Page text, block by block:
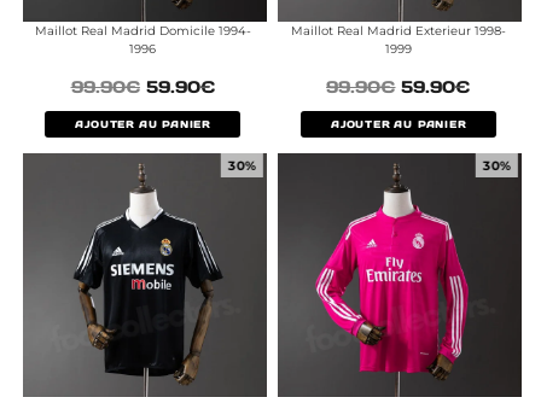
Maillot Real Madrid Domicile 1994-
1996
99.90€ 59.90€
AJOUTER AU PANIER
Maillot Real Madrid Exterieur 1998-
1999
99.90€ 59.90€
AJOUTER AU PANIER
30% 30%